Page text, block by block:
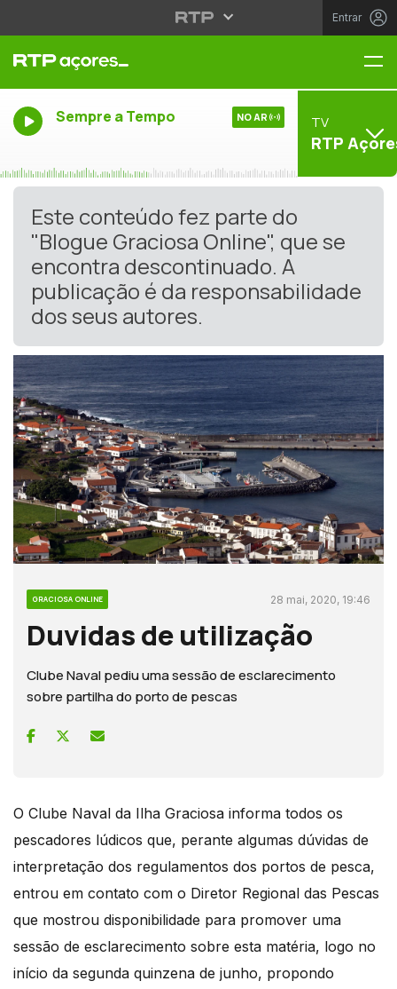
Entrar
Sempre a Tempo NO AR TV
RTP
Este conteúdo fez parte do
"Blogue Graciosa Online", que se
encontra descontinuado. A
publicação é da responsabilidade
dos seus autores.
GRACIOSA ONLINE 28 mai, 2020, 19:46
Duvidas de utilização
Clube Naval pediu uma sessão de esclarecimento
sobre partilha do porto de pescas
O Clube Naval da Ilha Graciosa informa todos os
pescadores lúdicos que, perante algumas dúvidas de
interpretação dos regulamentos dos portos de pesca,
entrou em contato com o Diretor Regional das Pescas
que mostrou disponibilidade para promover uma
sessão de esclarecimento sobre esta matéria, logo no
início da segunda quinzena de junho, propondo